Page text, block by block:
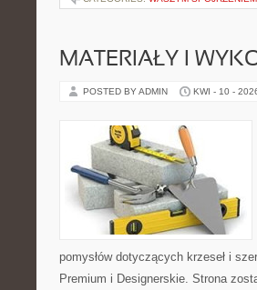
MATERIAŁY I
POSTED BY ADMIN KWI - 10 -
pomysłów dotyczących krzeseł i
Premium i Designerskie. Strona